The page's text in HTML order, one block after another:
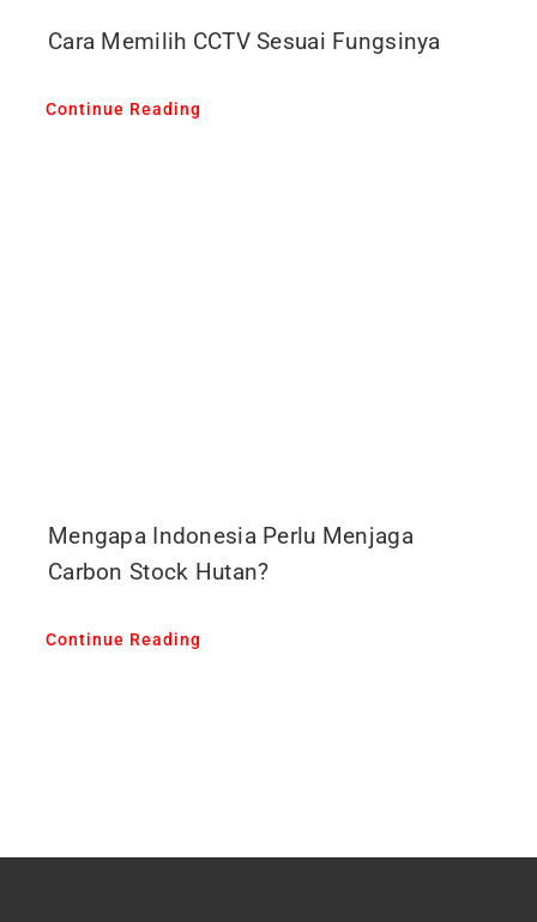
Cara Memilih CCTV Sesuai Fungsinya
Continue Reading
Mengapa Indonesia Perlu Menjaga
Carbon Stock Hutan?
Continue Reading